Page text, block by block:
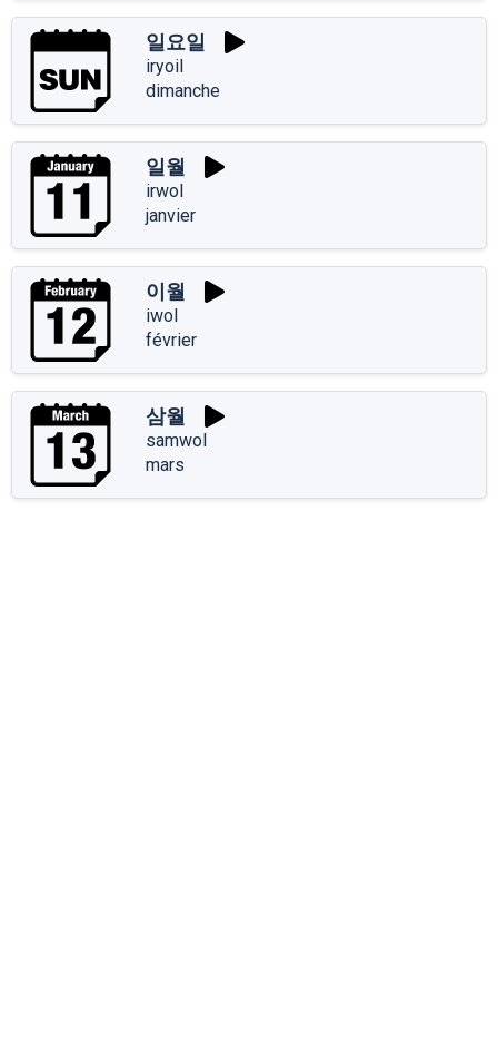
일요일
iryoil
dimanche
일월
irwol
janvier
이월
iwol
février
삼월
samwol
mars